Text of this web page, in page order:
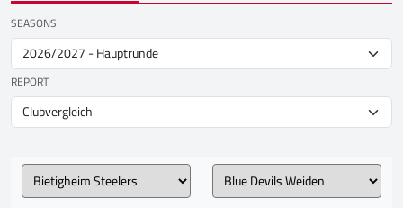
SEASONS
REPORT